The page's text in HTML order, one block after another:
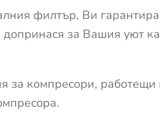
филтър, Ви
за Вашия уют
за компресори,